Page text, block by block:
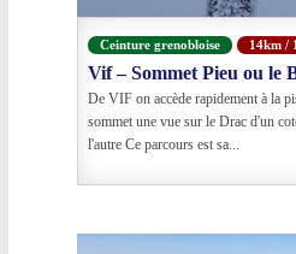
Ceinture grenobloise 14km /
Vif – Sommet Pieu ou le
De VIF on accède rapidement à la
sommet une vue sur le Drac d'un
l'autre Ce parcours est sa...